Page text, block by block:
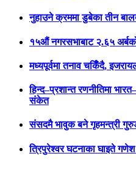
नुहाउने क्रममा डुबेका तीन
१५औं नगरसभाबाट २.६५
मध्यपूर्वमा तनाव चर्किँदै,
हिन्द–प्रशान्त रणनीतिमा
संकेत
संसदमै भावुक बने गृहमन्त्री
त्रिपुरेश्वर घटनाका घाइते